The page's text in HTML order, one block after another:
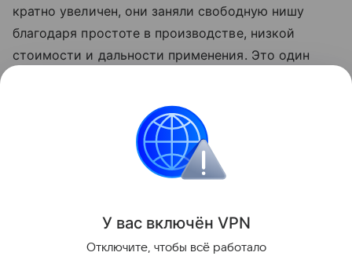
кратно увеличен, они заняли свободную нишу
благодаря простоте в производстве, низкой
стоимости и дальности применения. Это один
Россия Армия
Поделиться
У вас включён VPN
Отключите, чтобы всё работало